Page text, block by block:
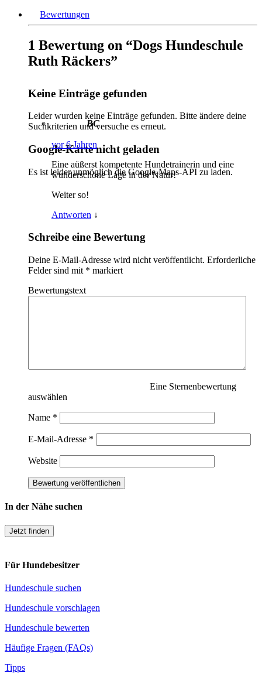
Keine Einträge gefunden
Leider wurden keine Einträge gefunden. Bitte ändere deine
Suchkriterien und versuche es erneut.
Google-Karte nicht geladen
Es ist leider unmöglich die Google-Maps-API zu laden.
Bewertungen
1 Bewertung on “Dogs Hundeschule
Ruth Räckers”
BC
vor 6 Jahren
Eine aüßerst kompetente Hundetrainerin und eine
wunderschöne Lage in der Natur!
Weiter so!
Antworten ↓
Schreibe eine Bewertung
Deine E-Mail-Adresse wird nicht veröffentlicht. Erforderliche
Felder sind mit * markiert
Bewertungstext
Eine Sternenbewertung
auswählen
Name *
E-Mail-Adresse *
Website
In der Nähe suchen
Jetzt finden
Für Hundebesitzer
Hundeschule suchen
Hundeschule vorschlagen
Hundeschule bewerten
Häufige Fragen (FAQs)
Tipps